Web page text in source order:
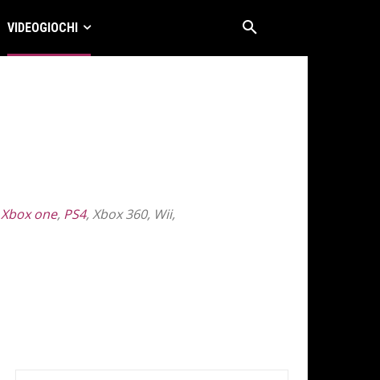
VIDEOGIOCHI
Xbox one, PS4, Xbox 360, Wii,